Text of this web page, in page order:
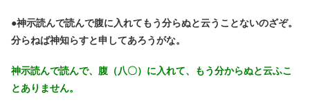
●神示読んで読んで腹に入れてもう分らぬと云うことないのざぞ。
分らねば神知らすと申してあろうがな。
神示読んで読んで、腹（八〇）に入れて、もう分からぬと云ふこ
とありません。